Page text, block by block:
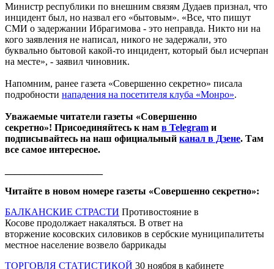
Министр республики по внешним связям Дудаев признал, что
инцидент был, но назвал его «бытовым». «Все, что пишут
СМИ о задержании Ибрагимова - это неправда. Никто ни на
кого заявления не написал, никого не задержали, это
буквально бытовой какой-то инцидент, который был исчерпан
на месте», - заявил чиновник.
Напомним, ранее газета «Совершенно секретно» писала
подробности нападения на посетителя клуба «Монро».
Уважаемые читатели газеты «Совершенно
секретно»! Присоединяйтесь к нам в Telegram и
подписывайтесь на наш официальный канал в Дзене. Там
все самое интересное.
Читайте в новом номере газеты «Совершенно секретно»:
БАЛКАНСКИЕ СТРАСТИ Противостояние в
Косове продолжает накаляться. В ответ на
вторжение косовских силовиков в сербские муниципалитеты
местное население возвело баррикады
ТОРГОВЛЯ СТАТИСТИКОЙ 30 ноября в кабинете